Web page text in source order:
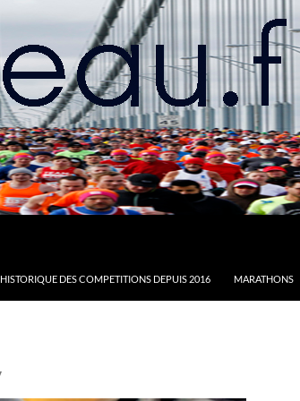
HISTORIQUE DES COMPETITIONS DEPUIS 2016 MARATHONS